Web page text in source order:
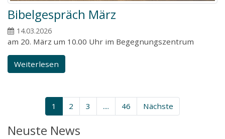
Bibelgespräch März
14.03.2026
am 20. März um 10.00 Uhr im Begegnungszentrum
Weiterlesen
1 2 3 .... 46 Nächste
Neuste News